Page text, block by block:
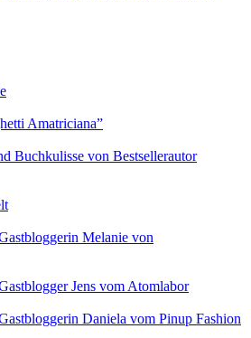
Amatriciana”
Buchkulisse von Bestsellerautor
Melanie von
Jens vom Atomlabor
Daniela vom Pinup Fashion